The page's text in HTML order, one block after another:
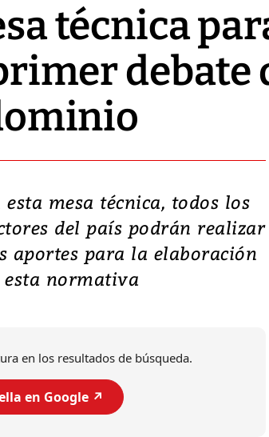
técnica
debate
esta mesa técnica, todos los
del país podrán realizar
aportes para la elaboración
esta normativa
en los resultados de búsqueda.
en Google ↗️
Video: Lula lanza su
candidatura con
promesas de inversión
en defensa, educación y